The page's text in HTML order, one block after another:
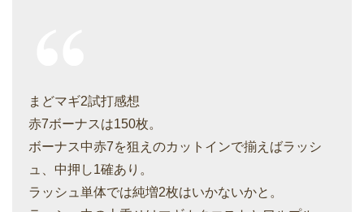
まどマギ2試打感想
赤7ボーナスは150枚。
ボーナス中赤7を狙えのカットインで揃えばラッシ
ュ、中押し1確あり。
ラッシュ単体では純増2枚はいかないかと。